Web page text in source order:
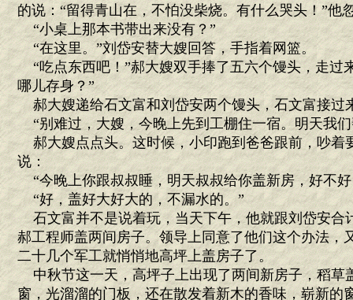
的说：“留得青山在，不怕没柴烧。有什么哭头！”他
“小桌上那本书带出来没有？”
“在这里。”刘岱安替大嫂回答，手指着网篮。
“吃点东西吧！”郝大嫂双手捧了五六个馒头，走过
哪儿存身？”
郝大嫂递给石文富和刘岱安两个馒头，石文富接过
“别难过，大嫂，今晚上先到工棚住一宿。明天我们
郝大嫂点点头。这时候，小印跑到爸爸跟前，吵着
说：
“今晚上你跟叔叔睡，明天叔叔给你盖新房，好不好
“好，盖好大好大的，不漏水的。”
石文富并不是说着玩，当天下午，他就跟刘岱安合
郝工程师盖两间房子。领导上同意了他们这个办法，
二十几个军工就悄悄地高坪上盖房子了。
中秋节这一天，高坪子上出现了两间新房子，稻草
窗，光溜溜的门板，还在散发着新木的香味，崭新的